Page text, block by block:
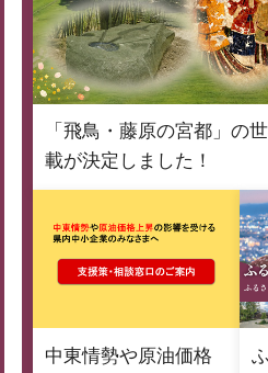
「飛鳥・藤原の宮都」の
載が決定しました！
中東情勢や原油価格